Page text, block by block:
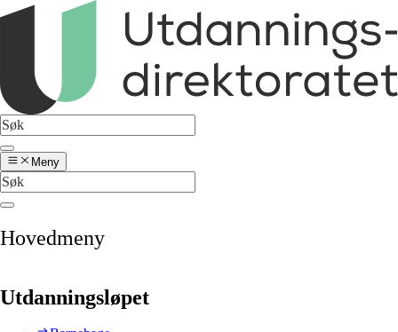
Meny
Hovedmeny
Utdanningsløpet